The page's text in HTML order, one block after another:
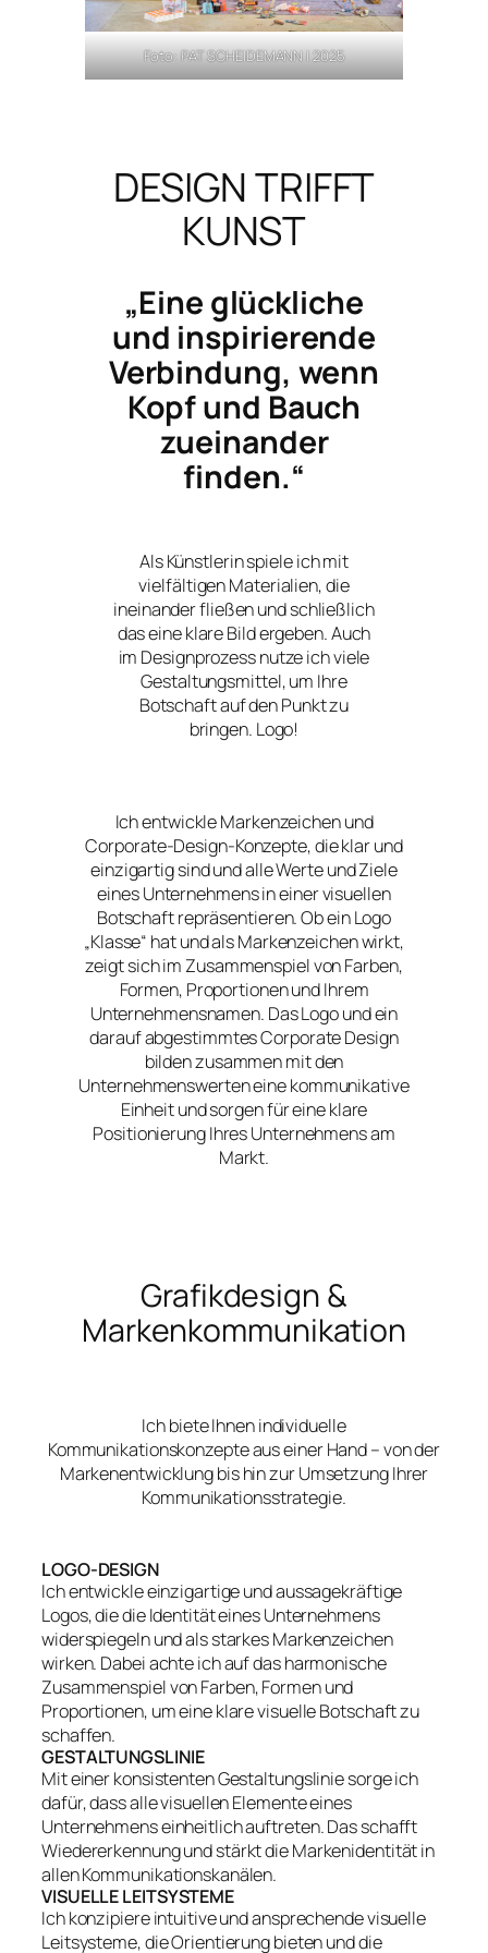
Foto: PAT SCHEIDEMANN | 2025
DESIGN TRIFFT
KUNST
„Eine glückliche
und inspirierende
Verbindung, wenn
Kopf und Bauch
zueinander
finden.“
Als Künstlerin spiele ich mit
vielfältigen Materialien, die
ineinander fließen und schließlich
das eine klare Bild ergeben. Auch
im Designprozess nutze ich viele
Gestaltungsmittel, um Ihre
Botschaft auf den Punkt zu
bringen. Logo!
Ich entwickle Markenzeichen und
Corporate-Design-Konzepte, die klar und
einzigartig sind und alle Werte und Ziele
eines Unternehmens in einer visuellen
Botschaft repräsentieren. Ob ein Logo
„Klasse“ hat und als Markenzeichen wirkt,
zeigt sich im Zusammenspiel von Farben,
Formen, Proportionen und Ihrem
Unternehmensnamen. Das Logo und ein
darauf abgestimmtes Corporate Design
bilden zusammen mit den
Unternehmenswerten eine kommunikative
Einheit und sorgen für eine klare
Positionierung Ihres Unternehmens am
Markt.
Grafikdesign &
Markenkommunikation
Ich biete Ihnen individuelle
Kommunikationskonzepte aus einer Hand – von der
Markenentwicklung bis hin zur Umsetzung Ihrer
Kommunikationsstrategie.
LOGO-DESIGN
Ich entwickle einzigartige und aussagekräftige
Logos, die die Identität eines Unternehmens
widerspiegeln und als starkes Markenzeichen
wirken. Dabei achte ich auf das harmonische
Zusammenspiel von Farben, Formen und
Proportionen, um eine klare visuelle Botschaft zu
schaffen.
GESTALTUNGSLINIE
Mit einer konsistenten Gestaltungslinie sorge ich
dafür, dass alle visuellen Elemente eines
Unternehmens einheitlich auftreten. Das schafft
Wiedererkennung und stärkt die Markenidentität in
allen Kommunikationskanälen.
VISUELLE LEITSYSTEME
Ich konzipiere intuitive und ansprechende visuelle
Leitsysteme, die Orientierung bieten und die